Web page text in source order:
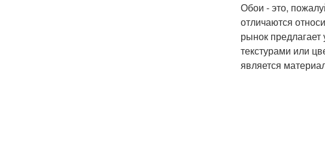
Обои - это,
отличаются
рынок
текстурами или
является